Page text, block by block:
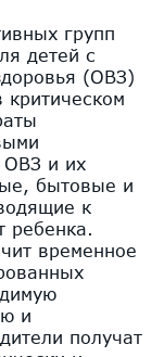
групп
детей с
(ОВЗ)
ОВЗ и их
бытовые и
к
ребенка.
временное
и
получат